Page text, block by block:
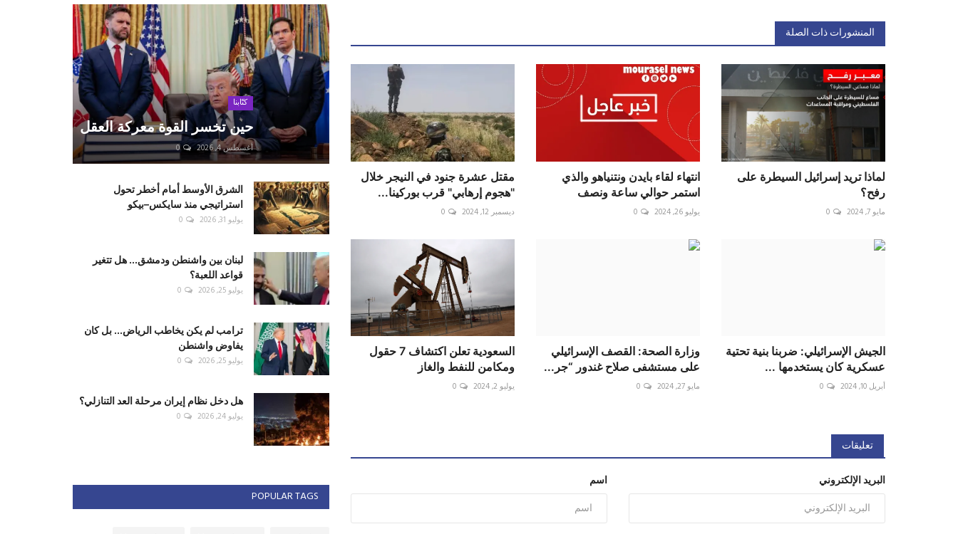
المنشورات ذات الصلة
لماذا تريد إسرائيل السيطرة على
رفح؟
مايو 7, 2024 0
انتهاء لقاء بايدن ونتنياهو والذي
استمر حوالي ساعة ونصف
يوليو 26, 2024 0
مقتل عشرة جنود في النيجر خلال
"هجوم إرهابي" قرب بوركينا...
ديسمبر 12, 2024 0
الجيش الإسرائيلي: ضربنا بنية تحتية
عسكرية كان يستخدمها ...
أبريل 10, 2024 0
وزارة الصحة: القصف الإسرائيلي
على مستشفى صلاح غندور “جر...
مايو 27, 2024 0
السعودية تعلن اكتشاف 7 حقول
ومكامن للنفط والغاز
يوليو 2, 2024 0
تعليقات
اسم البريد الإلكتروني
كتّابنا
حين تخسر القوة معركة العقل
أغسطس 4, 2026 0
الشرق الأوسط أمام أخطر تحول
استراتيجي منذ سايكس–بيكو
يوليو 31, 2026 0
لبنان بين واشنطن ودمشق... هل تتغير
قواعد اللعبة؟
يوليو 25, 2026 0
ترامب لم يكن يخاطب الرياض... بل كان
يفاوض واشنطن
يوليو 25, 2026 0
هل دخل نظام إيران مرحلة العد التنازلي؟
يوليو 24, 2026 0
POPULAR TAGS